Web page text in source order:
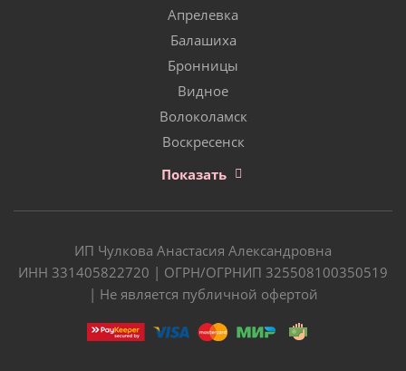
Апрелевка
Балашиха
Бронницы
Видное
Волоколамск
Воскресенск
Показать
ИП Чулкова Анастасия Александровна
ИНН 331405822720 | ОГРН/ОГРНИП 325508100350519
| Не является публичной офертой